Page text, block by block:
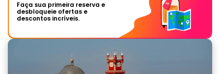
Faça sua primeira reserva e
desbloqueie ofertas e
descontos incríveis.